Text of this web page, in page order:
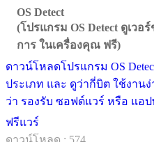
OS Detect
(โปรแกรม OS Detect ดูเว
การ ในเครื่องคุณ ฟรี)
ดาวน์โหลดโปรแกรม OS
ประเภท และ ดูว่ากี่บิต ใช้งาน
ว่า รองรับ ซอฟต์แวร์ หรือ แอ
ฟรีแวร์
ดาวน์โหลด : 574